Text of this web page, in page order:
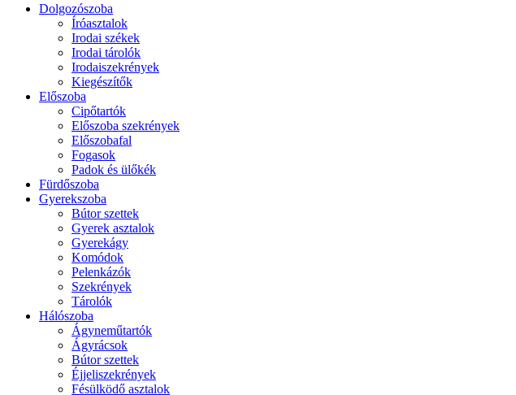
Dolgozószoba
Íróasztalok
Irodai székek
Irodai tárolók
Irodaiszekrények
Kiegészítők
Előszoba
Cipőtartók
Előszoba szekrények
Előszobafal
Fogasok
Padok és ülőkék
Fürdőszoba
Gyerekszoba
Bútor szettek
Gyerek asztalok
Gyerekágy
Komódok
Pelenkázók
Szekrények
Tárolók
Hálószoba
Ágyneműtartók
Ágyrácsok
Bútor szettek
Éjjeliszekrények
Fésülködő asztalok